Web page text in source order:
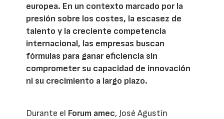
europea. En un contexto marcado por la
presión sobre los costes, la escasez de
talento y la creciente competencia
internacional, las empresas buscan
fórmulas para ganar eficiencia sin
comprometer su capacidad de innovación
ni su crecimiento a largo plazo.
Durante el Forum amec, José Agustín